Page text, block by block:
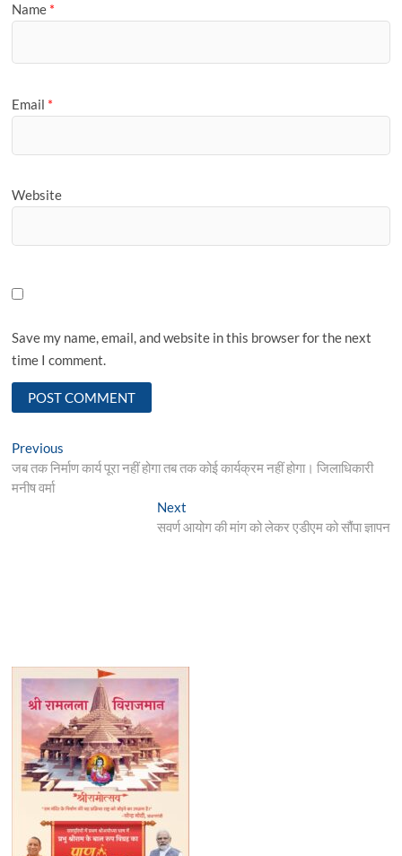
Name *
Email *
Website
Save my name, email, and website in this browser for the next
time I comment.
Post
navigation
Previous
post:
जब तक निर्माण कार्य पूरा नहीं होगा तब तक कोई कार्यक्रम नहीं होगा। जिलाधिकारी
मनीष वर्मा
NextNext
post:
सवर्ण आयोग की मांग को लेकर एडीएम को सौंपा ज्ञापन